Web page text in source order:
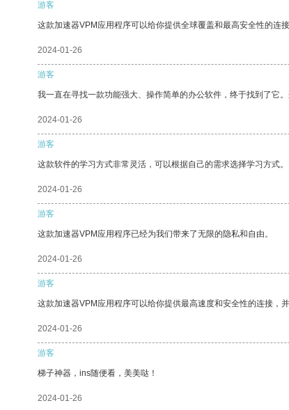
游客
这款加速器VPM应用程序可以给你提供全球覆盖和最高安全性的连接
2024-01-26
游客
我一直在寻找一款功能强大、操作简单的办公软件，终于找到了它
2024-01-26
游客
这款软件的学习方式非常灵活，可以根据自己的需求选择学习方式。
2024-01-26
游客
这款加速器VPM应用程序已经为我们带来了无限的隐私和自由。
2024-01-26
游客
这款加速器VPM应用程序可以给你提供最高速度和安全性的连接，
2024-01-26
游客
梯子神器，ins随便看，美美哒！
2024-01-26